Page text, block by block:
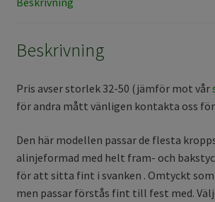
Beskrivning
Pris avser storlek 32-50 (jämför mot vår
för andra mått vänligen kontakta oss
Den här modellen passar de flesta
alinjeformad med helt fram- och
för att sitta fint i svanken . Omtyckt
men passar förstås fint till fest med.